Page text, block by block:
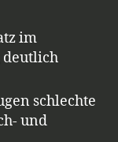
im
deutlich
schlechte
und